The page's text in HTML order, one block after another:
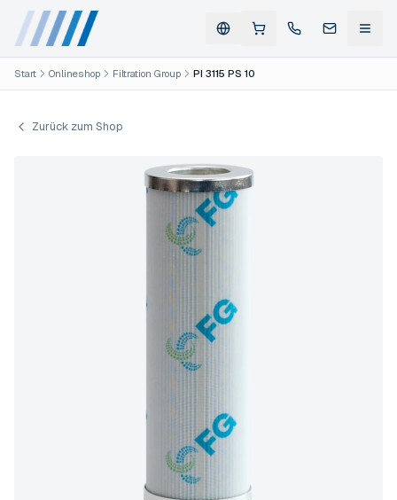
Start Onlineshop Filtration Group PI 3115 PS 10
Zurück zum Shop